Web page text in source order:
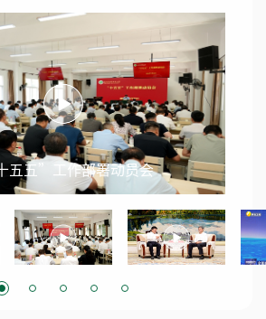
五五”工作部署动员会